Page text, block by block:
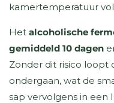
kamertemperatuur
Het alcoholische
gemiddeld 10 dagen
Zonder dit risico loopt
ondergaan, wat de
sap vervolgens in een